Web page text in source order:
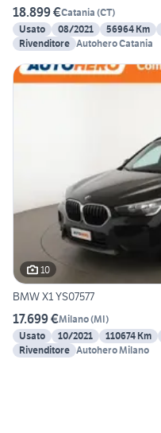
18.899 €Catania (CT)
Usato
08/2021 56964 Km
Rivenditore Autohero Catania
10
BMW X1 YS07577
17.699 €Milano(MI)
Usato
10/2021 110674 Km
Rivenditore Autohero Milano